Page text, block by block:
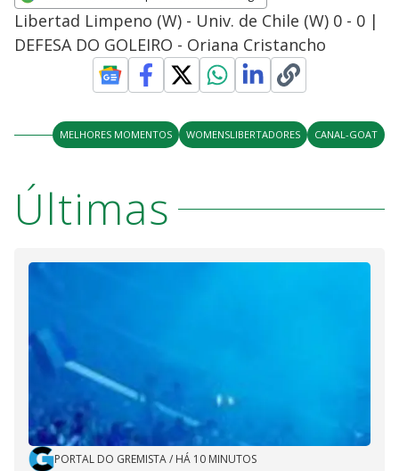
Opens in new window
Libertad Limpeno (W) - Univ. de Chile (W) 0 - 0 |
DEFESA DO GOLEIRO - Oriana Cristancho
MELHORES MOMENTOS WOMENSLIBERTADORES CANAL-GOAT
Últimas
PORTAL DO GREMISTA/ HÁ 10 MINUTOS